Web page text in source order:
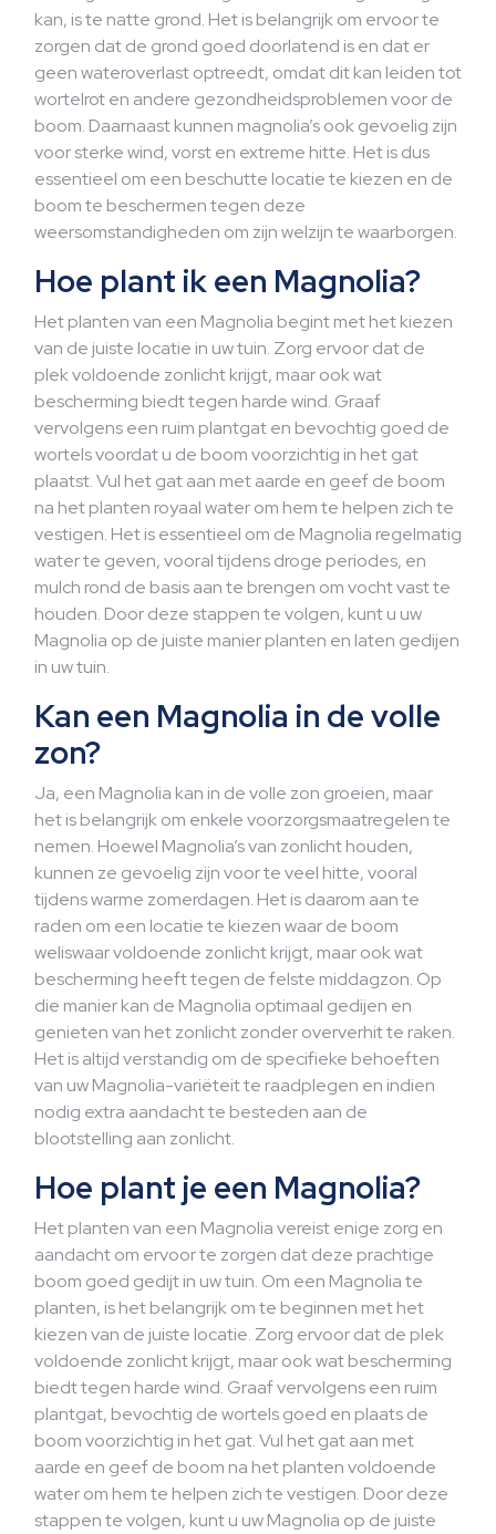
kan, is te natte grond. Het is belangrijk om ervoor te
zorgen dat de grond goed doorlatend is en dat er
geen wateroverlast optreedt, omdat dit kan leiden tot
wortelrot en andere gezondheidsproblemen voor de
boom. Daarnaast kunnen magnolia’s ook gevoelig zijn
voor sterke wind, vorst en extreme hitte. Het is dus
essentieel om een beschutte locatie te kiezen en de
boom te beschermen tegen deze
weersomstandigheden om zijn welzijn te waarborgen.
Hoe plant ik een Magnolia?
Het planten van een Magnolia begint met het kiezen
van de juiste locatie in uw tuin. Zorg ervoor dat de
plek voldoende zonlicht krijgt, maar ook wat
bescherming biedt tegen harde wind. Graaf
vervolgens een ruim plantgat en bevochtig goed de
wortels voordat u de boom voorzichtig in het gat
plaatst. Vul het gat aan met aarde en geef de boom
na het planten royaal water om hem te helpen zich te
vestigen. Het is essentieel om de Magnolia regelmatig
water te geven, vooral tijdens droge periodes, en
mulch rond de basis aan te brengen om vocht vast te
houden. Door deze stappen te volgen, kunt u uw
Magnolia op de juiste manier planten en laten gedijen
in uw tuin.
Kan een Magnolia in de volle
zon?
Ja, een Magnolia kan in de volle zon groeien, maar
het is belangrijk om enkele voorzorgsmaatregelen te
nemen. Hoewel Magnolia’s van zonlicht houden,
kunnen ze gevoelig zijn voor te veel hitte, vooral
tijdens warme zomerdagen. Het is daarom aan te
raden om een locatie te kiezen waar de boom
weliswaar voldoende zonlicht krijgt, maar ook wat
bescherming heeft tegen de felste middagzon. Op
die manier kan de Magnolia optimaal gedijen en
genieten van het zonlicht zonder oververhit te raken.
Het is altijd verstandig om de specifieke behoeften
van uw Magnolia-variëteit te raadplegen en indien
nodig extra aandacht te besteden aan de
blootstelling aan zonlicht.
Hoe plant je een Magnolia?
Het planten van een Magnolia vereist enige zorg en
aandacht om ervoor te zorgen dat deze prachtige
boom goed gedijt in uw tuin. Om een Magnolia te
planten, is het belangrijk om te beginnen met het
kiezen van de juiste locatie. Zorg ervoor dat de plek
voldoende zonlicht krijgt, maar ook wat bescherming
biedt tegen harde wind. Graaf vervolgens een ruim
plantgat, bevochtig de wortels goed en plaats de
boom voorzichtig in het gat. Vul het gat aan met
aarde en geef de boom na het planten voldoende
water om hem te helpen zich te vestigen. Door deze
stappen te volgen, kunt u uw Magnolia op de juiste